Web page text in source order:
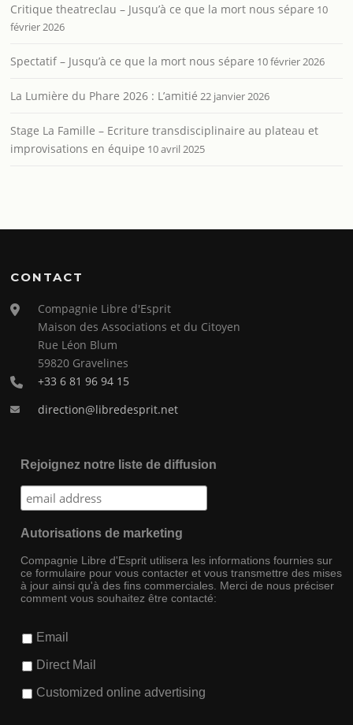
Critique theatreclau – Jusqu’à ce que la mort nous sépare 10
février 2026
Spectatif – Jusqu’à ce que la mort nous sépare 10 février 2026
La Lumière du Phare 2026 : L’amitié 22 janvier 2026
Stage La Famille – Ecriture transdisciplinaire au plateau et
improvisations en équipe 10 avril 2025
CONTACT
Compagnie Libre d'Esprit
Maison des Associations et du Citoyen
Rue Léon Blum
59820 Gravelines
+33 6 81 96 94 15
direction@libredesprit.net
Rejoignez notre liste de diffusion
Autorisations de marketing
Compagnie Libre d'Esprit utilisera les informations fournies sur
ce formulaire pour vous contacter et vous transmettre des mises
à jour ainsi qu'à des fins commerciales. Merci de nous préciser
comment vous souhaitez être contacté:
Email
Direct Mail
Customized online advertising